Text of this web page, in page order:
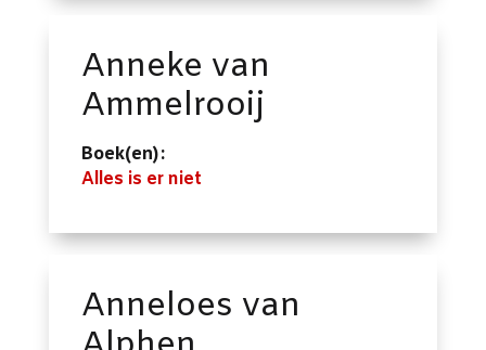
Anneke van
Ammelrooij
Boek(en):
Alles is er niet
Anneloes van